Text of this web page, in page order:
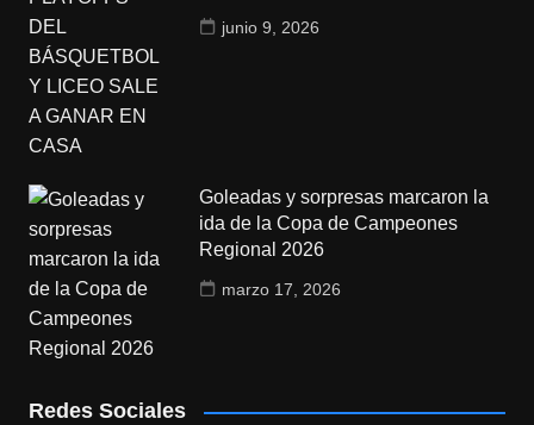
junio 9, 2026
Goleadas y sorpresas marcaron la
ida de la Copa de Campeones
Regional 2026
marzo 17, 2026
Redes Sociales